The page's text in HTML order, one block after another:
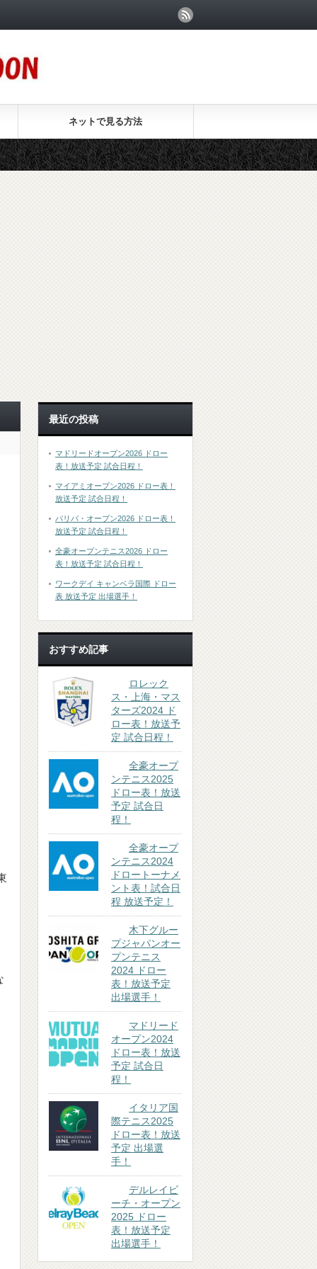
ネットで見る方法
最近の投稿
マドリードオープン2026 ドロー
表！放送予定 試合日程！
マイアミオープン2026 ドロー表！
放送予定 試合日程！
パリバ・オープン2026 ドロー表！
放送予定 試合日程！
全豪オープンテニス2026 ドロー
表！放送予定 試合日程！
ワークデイ キャンベラ国際 ドロー
表 放送予定 出場選手！
おすすめ記事
ロレック
ス・上海・マス
ターズ2024 ド
ロー表！放送予
定 試合日程！
全豪オープ
ンテニス2025
ドロー表！放送
予定 試合日
程！
全豪オープ
ンテニス2024
ドロートーナメ
ント表！試合日
程 放送予定！
木下グルー
プジャパンオー
プンテニス
2024 ドロー
表！放送予定
出場選手！
マドリード
オープン2024
ドロー表！放送
予定 試合日
程！
イタリア国
際テニス2025
ドロー表！放送
予定 出場選
手！
デルレイビ
ーチ・オープン
2025 ドロー
表！放送予定
出場選手！